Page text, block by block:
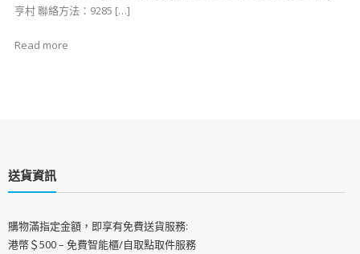
亨村 聯絡方法：9285 […]
Read more
送貨資訊
購物滿指定金額，即享有免費送貨服務:
港幣＄500 – 免費智能櫃/自取點取件服務